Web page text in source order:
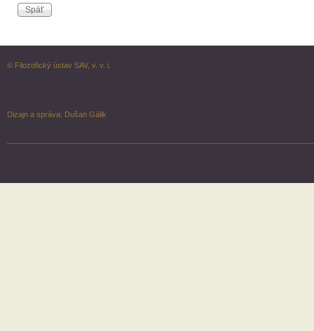
© Filozofický ústav SAV, v. v. i.
Dizajn a správa: Dušan Gálik